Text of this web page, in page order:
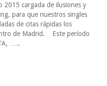
2015 cargada de ilusiones y
para que nuestros singles
de citas rápidas los
de Madrid. Este período
…..